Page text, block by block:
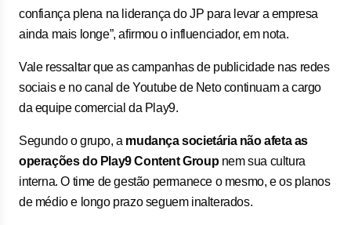
confiança plena na liderança do JP para levar a empresa
ainda mais longe”, afirmou o influenciador, em nota.
Vale ressaltar que as campanhas de publicidade nas redes
sociais e no canal de Youtube de Neto continuam a cargo
da equipe comercial da Play9.
Segundo o grupo, a mudança societária não afeta as
operações do Play9 Content Group nem sua cultura
interna. O time de gestão permanece o mesmo, e os planos
de médio e longo prazo seguem inalterados.